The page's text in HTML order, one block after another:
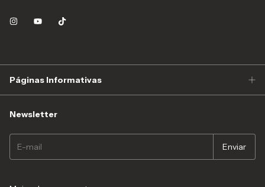
Páginas Informativas
Newsletter